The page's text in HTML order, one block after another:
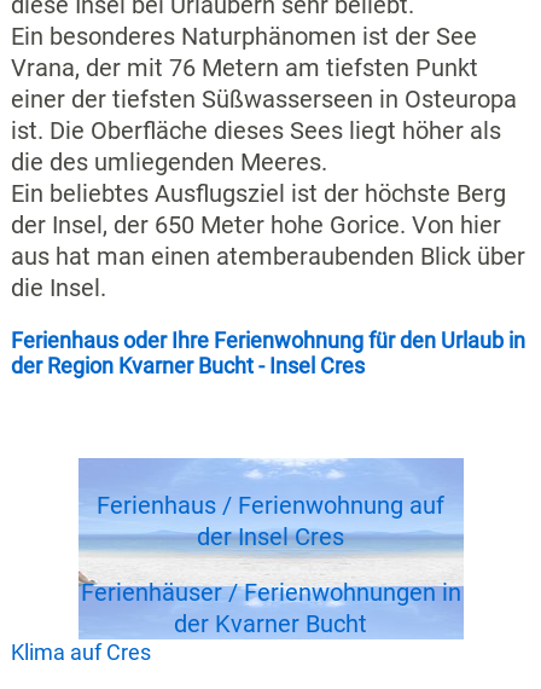
Ein besonderes Naturphänomen ist der See
Vrana, der mit 76 Metern am tiefsten Punkt
einer der tiefsten Süßwasserseen in Osteuropa
ist. Die Oberfläche dieses Sees liegt höher als
die des umliegenden Meeres.
Ein beliebtes Ausflugsziel ist der höchste Berg
der Insel, der 650 Meter hohe Gorice. Von hier
aus hat man einen atemberaubenden Blick über
die Insel.
Ferienhaus oder Ihre Ferienwohnung für den Urlaub in
der Region Kvarner Bucht - Insel Cres
Ferienhaus / Ferienwohnung auf
der Insel Cres
Ferienhäuser / Ferienwohnungen in
der Kvarner Bucht
Klima auf Cres